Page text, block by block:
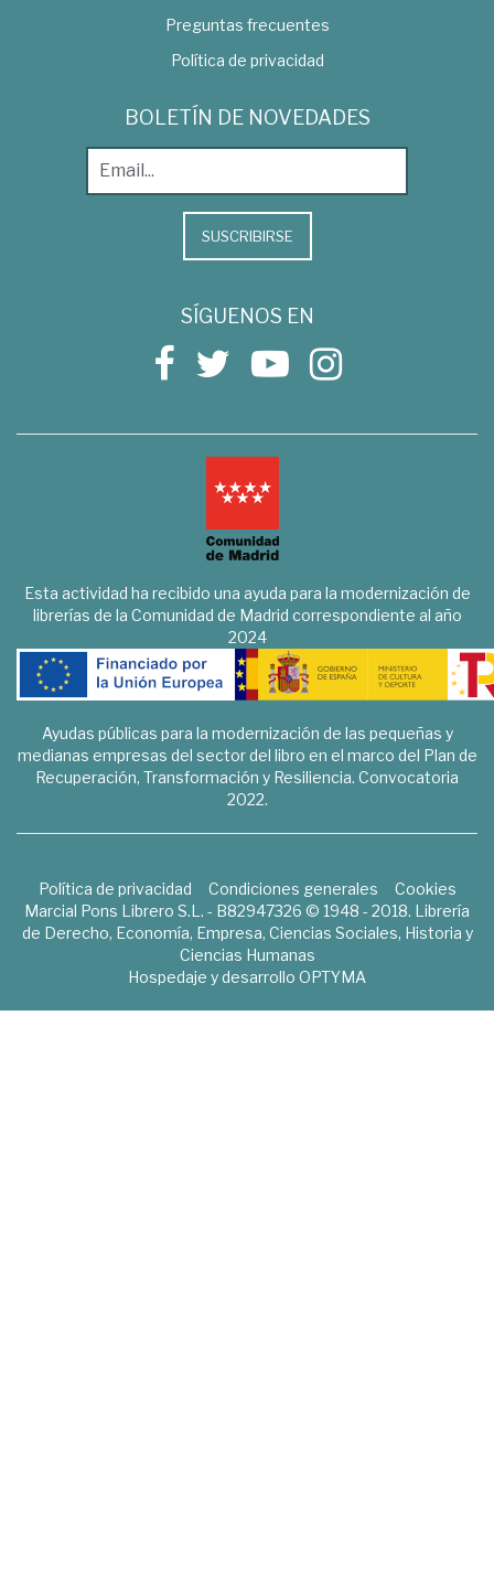
Preguntas frecuentes
Política de privacidad
BOLETÍN DE NOVEDADES
SUSCRIBIRSE
SÍGUENOS EN
Esta actividad ha recibido una ayuda para la modernización de
librerías de la Comunidad de Madrid correspondiente al año
2024
Ayudas públicas para la modernización de las pequeñas y
medianas empresas del sector del libro en el marco del Plan de
Recuperación, Transformación y Resiliencia. Convocatoria
2022.
Política de privacidad Condiciones generales
Cookies
Marcial Pons Librero S.L. - B82947326 © 1948 - 2018. Librería
de Derecho, Economía, Empresa, Ciencias Sociales, Historia y
Ciencias Humanas
Hospedaje y desarrollo OPTYMA